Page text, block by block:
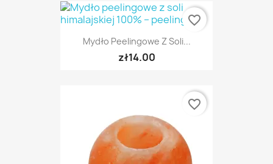
Mydło Peelingowe Z Soli...
zł14.00
favorite_border
favorite_border